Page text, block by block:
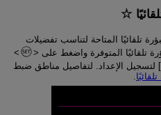
تلقائيًا المتاحة لتناسب تفضيلات
تلقائيًا المتوفرة واضغط على
] لتسجيل الإعداد. لتفاصيل مناطق ضبط
.